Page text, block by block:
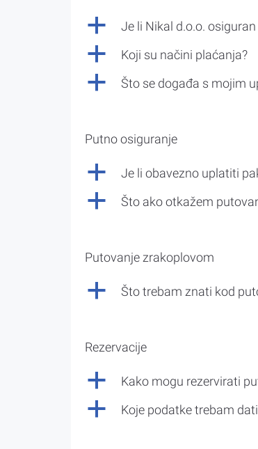
a Je li Nikal d.o.o.
a Koji su načini plaćanja?
a Što se događa s mojim
Putno osiguranje
a Je li obavezno uplatiti
a Što ako otkažem
Putovanje zrakoplovom
a Što trebam znati kod
Rezervacije
a Kako mogu rezervirati
a Koje podatke trebam